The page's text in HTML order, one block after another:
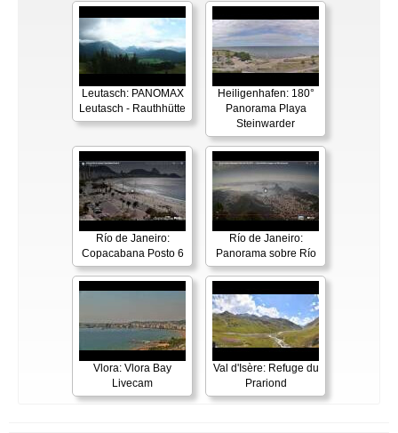
Leutasch: PANOMAX
Leutasch - Rauthhütte
Heiligenhafen: 180°
Panorama Playa
Steinwarder
Río de Janeiro:
Copacabana Posto 6
Río de Janeiro:
Panorama sobre Río
Vlora: Vlora Bay
Livecam
Val d'Isère: Refuge du
Prariond